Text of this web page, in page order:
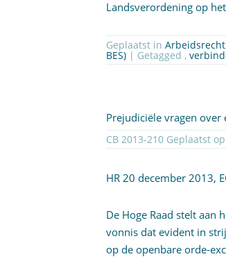
Landsverordening op
Geplaatst inArbeidsrecht
BES) | Getagged ,
Prejudiciële vragen
HR 20 december 2013,
De Hoge Raad stelt aan
vonnis dat evident in
op de openbare orde-